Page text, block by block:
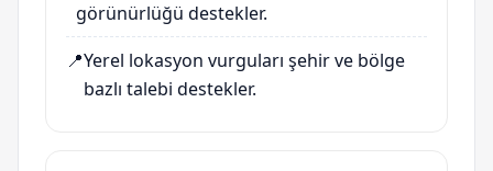
görünürlüğü destekler.
📍Yerel lokasyon vurguları şehir ve bölge
bazlı talebi destekler.